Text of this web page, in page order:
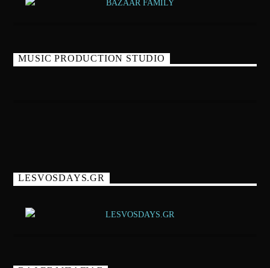
MUSIC PRODUCTION STUDIO
LESVOSDAYS.GR